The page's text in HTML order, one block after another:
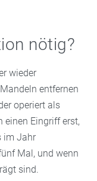
nötig?
wieder
entfernen
operiert als
einen Eingriff erst,
im Jahr
Mal, und wenn
sind.